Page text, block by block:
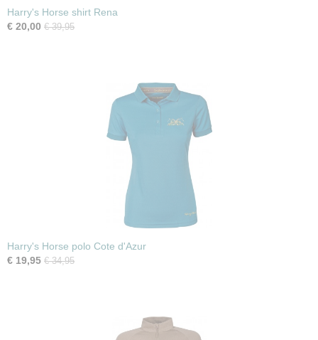
Harry's Horse shirt Rena
€ 20,00 € 39,95
Harry's Horse polo Cote d'Azur
€ 19,95 € 34,95